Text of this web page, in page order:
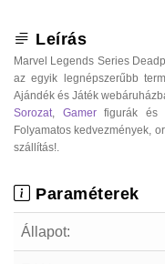
Leírás
Marvel Legends Series
az egyik legnépszerűbb
Ajándék és Játék
Sorozat
Gamerfigurák és
Folyamatos kedvezmények,
szállítás!.
Paraméterek
Állapot: